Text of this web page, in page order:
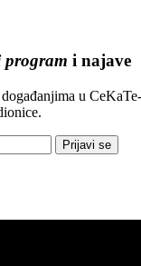
program i najave
u
Prijavi se